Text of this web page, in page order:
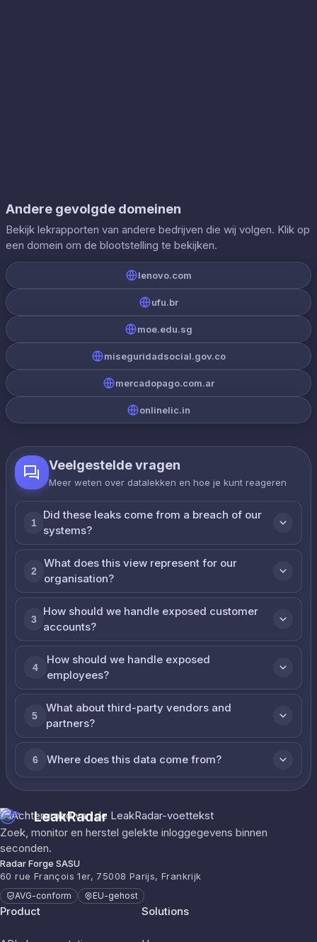
Andere gevolgde domeinen
Bekijk lekrapporten van andere bedrijven die wij volgen. Klik op
een domein om de blootstelling te bekijken.
lenovo.com
ufu.br
moe.edu.sg
miseguridadsocial.gov.co
mercadopago.com.ar
onlinelic.in
Veelgestelde vragen
Meer weten over datalekken en hoe je kunt reageren
1
Did these leaks come from a breach of our
systems?
2
What does this view represent for our
organisation?
3
How should we handle exposed customer
accounts?
4
How should we handle exposed
employees?
5
What about third-party vendors and
partners?
6 Where does this data come from?
LeakRadar
Zoek, monitor en herstel gelekte inloggegevens binnen
seconden.
Radar Forge SASU
60 rue François 1er, 75008 Parijs, Frankrijk
AVG-conform EU-gehost
Product Solutions